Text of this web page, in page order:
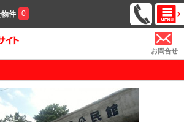
件 0
お問合せ